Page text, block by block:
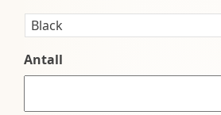
Antall